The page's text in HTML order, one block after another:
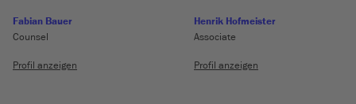
Fabian Bauer
Counsel
Profil anzeigen
Henrik Hofmeister
Associate
Profil anzeigen